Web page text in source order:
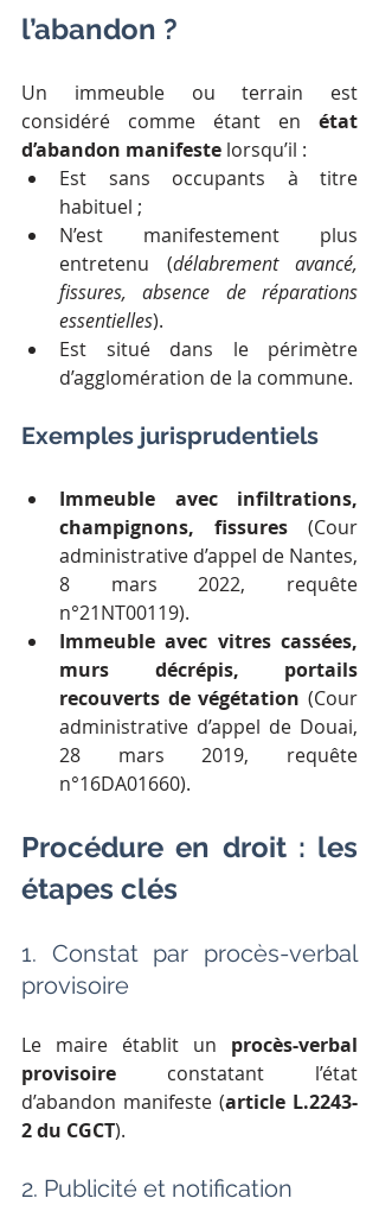
l’abandon ?
Un immeuble ou terrain est
considéré comme étant en état
d’abandon manifeste lorsqu’il :
Est sans occupants à titre
habituel ;
N’est manifestement plus
entretenu (délabrement avancé,
fissures, absence de réparations
essentielles).
Est situé dans le périmètre
d’agglomération de la commune.
Exemples jurisprudentiels
Immeuble avec infiltrations,
champignons, fissures (Cour
administrative d’appel de Nantes,
8 mars 2022, requête
n°21NT00119).
Immeuble avec vitres cassées,
murs décrépis, portails
recouverts de végétation (Cour
administrative d’appel de Douai,
28 mars 2019, requête
n°16DA01660).
Procédure en droit : les
étapes clés
1. Constat par procès-verbal
provisoire
Le maire établit un procès-verbal
provisoire constatant l’état
d’abandon manifeste (article L.2243-
2 du CGCT).
2. Publicité et notification